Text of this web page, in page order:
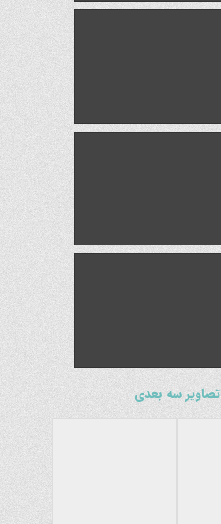
تصاویر سه بعدی